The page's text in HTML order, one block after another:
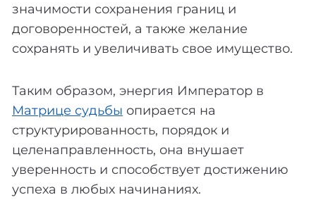
значимости сохранения границ и
договоренностей, а также желание
сохранять и увеличивать свое имущество.
Таким образом, энергия Император в
Матрице судьбы опирается на
структурированность, порядок и
целенаправленность, она внушает
уверенность и способствует достижению
успеха в любых начинаниях.